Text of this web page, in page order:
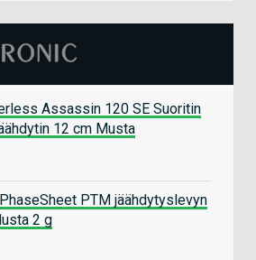
Assassin 120 SE Suoritin
12 cm Musta
PTM jäähdytyslevyn
2 g